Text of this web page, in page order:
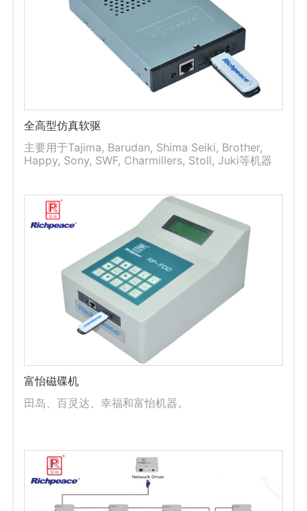
全高型仿真软驱
主要用于Tajima, Barudan, Shima Seiki, Brother,
Happy, Sony, SWF, Charmillers, Stoll, Juki等机器
富怡磁碟机
田岛、百灵达、幸福和富怡机器。